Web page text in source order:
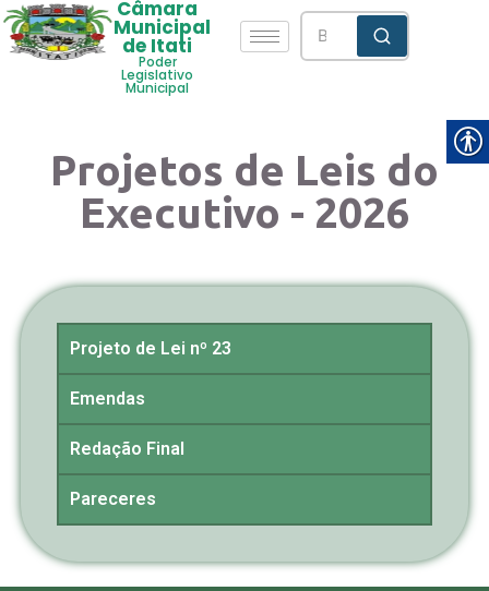
Câmara
Municipal
de Itati
Poder
Legislativo
Municipal
Projetos de Leis do
Executivo - 2026
Projeto de Lei nº 23
Emendas
Redação Final
Pareceres